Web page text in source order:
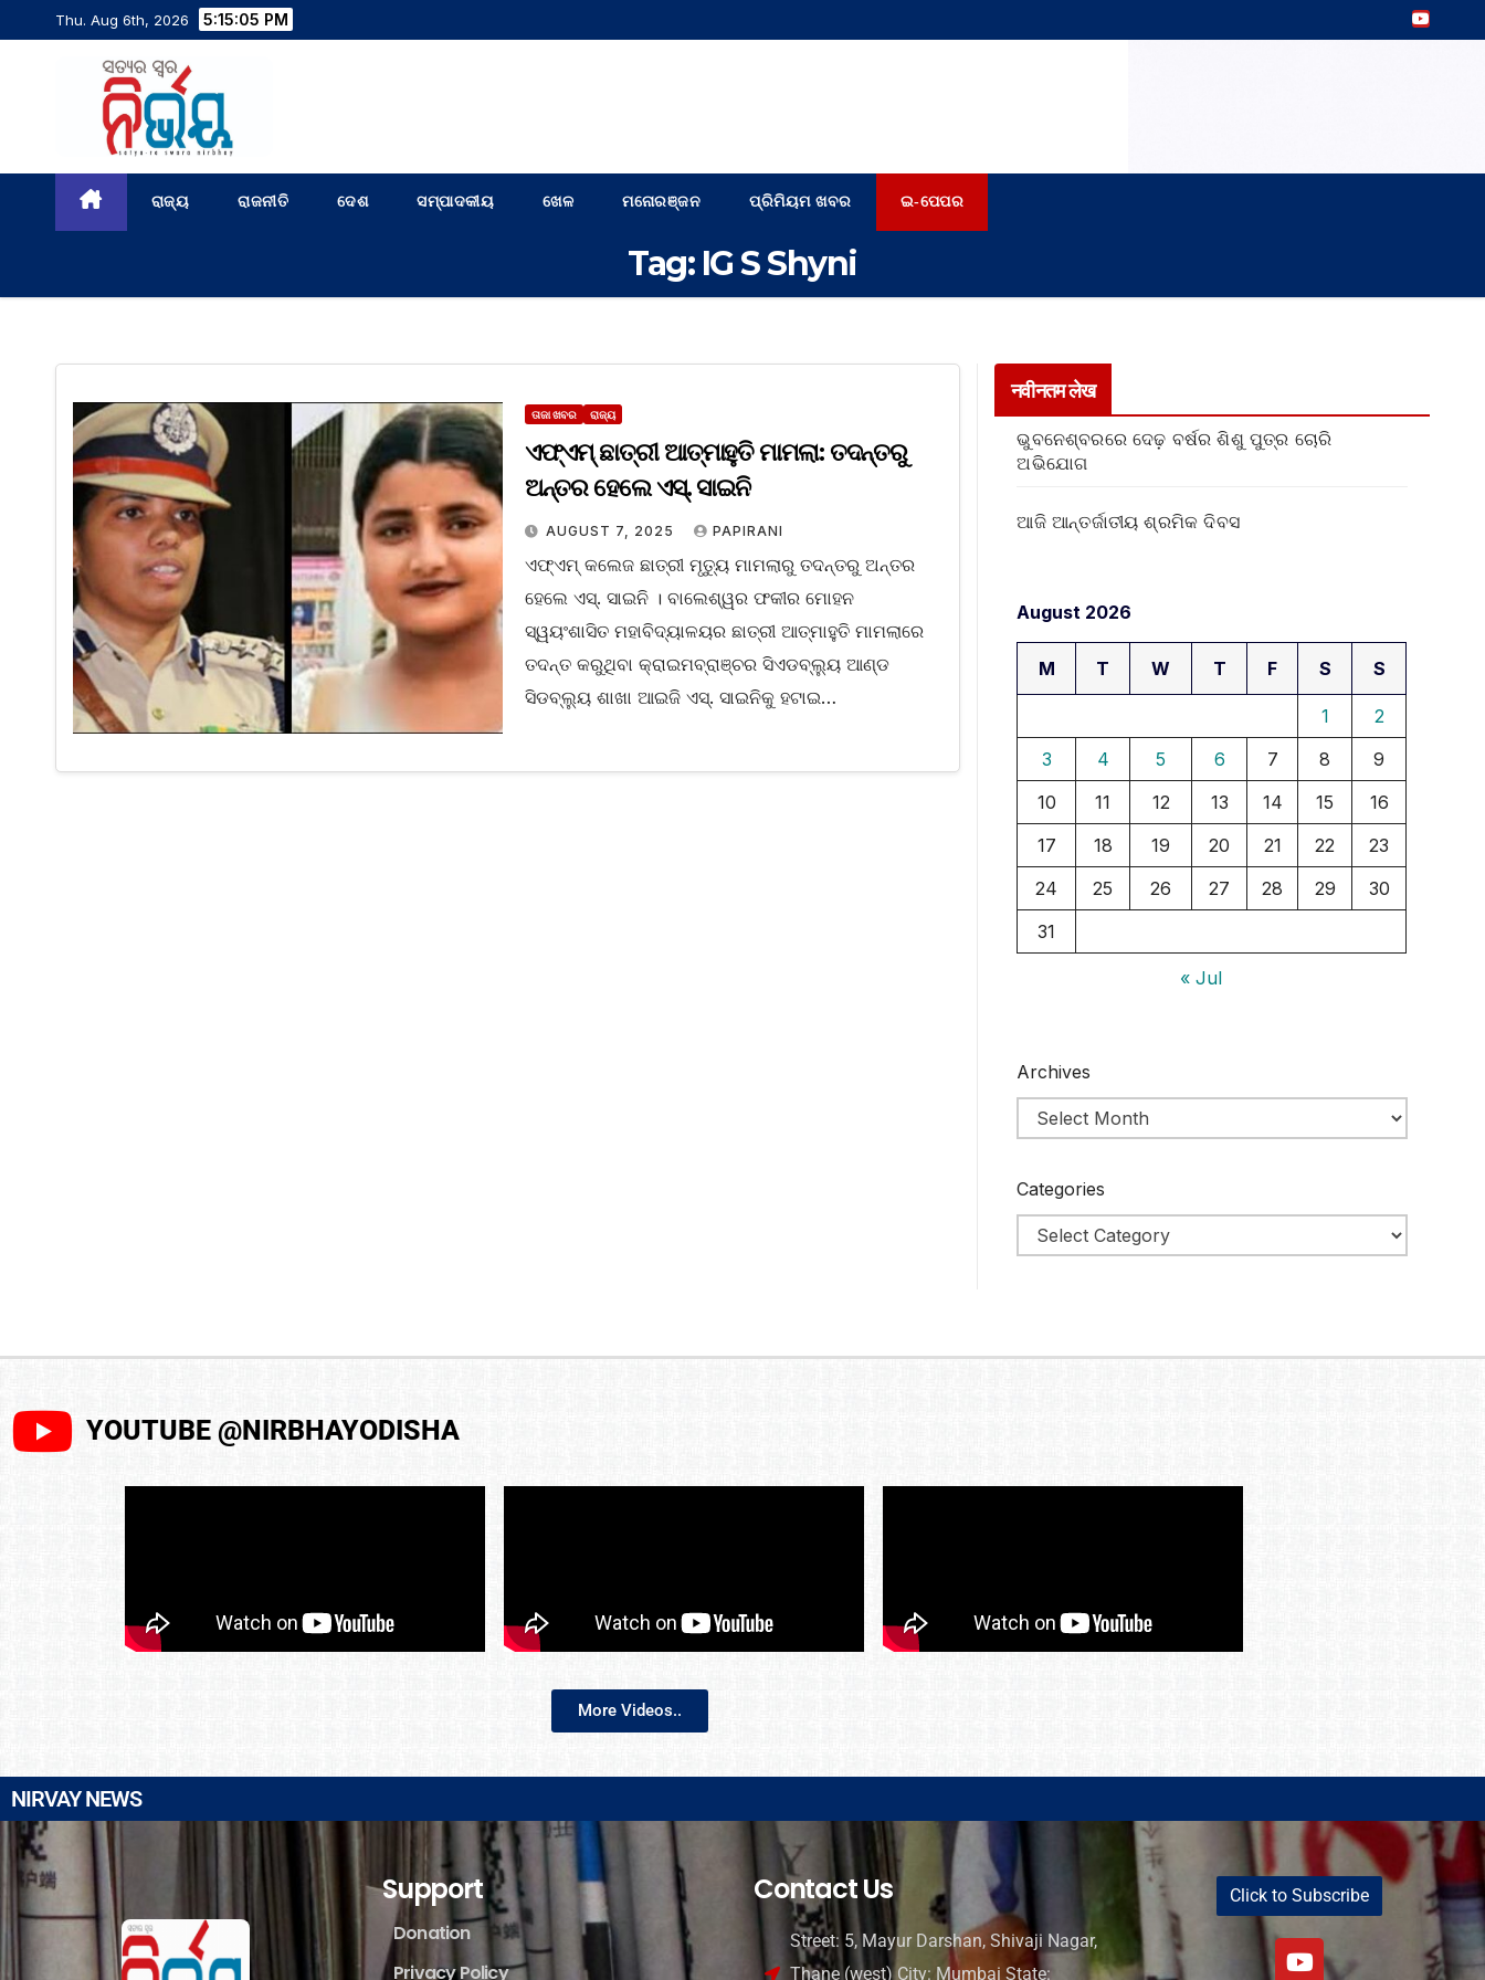
Thu. Aug 6th, 2026 5:15:06 PM
ରାଜ୍ୟ ରାଜନୀତି ଦେଶ ସମ୍ପାଦକୀୟ ଖେଳ ମନୋରଞ୍ଜନ ପ୍ରିମିୟମ ଖବର ଇ-ପେପର
Tag: IG S Shyni
ତାଜା ଖବର ରାଜ୍ୟ
ଏଫ୍ଏମ୍ ଛାତ୍ରୀ ଆତ୍ମାହୁତି ମାମଲା: ତଦନ୍ତରୁ
ଅନ୍ତର ହେଲେ ଏସ୍‌. ସାଇନି
AUGUST 7, 2025 PAPIRANI
ଏଫ୍ଏମ୍ କଲେଜ ଛାତ୍ରୀ ମୃତ୍ୟୁ ମାମଲାରୁ ତଦନ୍ତରୁ ଅନ୍ତର
ହେଲେ ଏସ୍‌. ସାଇନି । ବାଲେଶ୍ୱର ଫକୀର ମୋହନ
ସ୍ୱୟଂଶାସିତ ମହାବିଦ୍ୟାଳୟର ଛାତ୍ରୀ ଆତ୍ମାହୁତି ମାମଲାରେ
ତଦନ୍ତ କରୁଥିବା କ୍ରାଇମବ୍ରାଞ୍ଚର ସିଏଡବ୍ଲ୍ୟୁ ଆଣ୍ଡ
ସିଡବ୍ଲ୍ୟୁ ଶାଖା ଆଇଜି ଏସ୍. ସାଇନିକୁ ହଟାଇ…
नवीनतम लेख
ଭୁବନେଶ୍ବରରେ ଦେଢ଼ ବର୍ଷର ଶିଶୁ ପୁତ୍ର ଚୋରି
ଅଭିଯୋଗ
ଆଜି ଆନ୍ତର୍ଜାତୀୟ ଶ୍ରମିକ ଦିବସ
August 2026
M T W T F S S
1
2
3
4 5 6 7 8
9
10
11 12 13 14 15
16
17
18 19 20 21 22
23
24
25 26 27 28 29
30
31
« Jul
Archives
Categories
YOUTUBE @NIRBHAYODISHA
More Videos..
NIRVAY NEWS
Support
Donation
Privacy Policy
Contact Us
Street: 5, Mayur Darshan, Shivaji Nagar,
Thane (west) City: Mumbai State:
Click to Subscribe